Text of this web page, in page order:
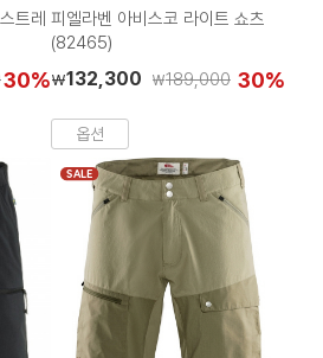
트레
30%
피엘라벤 아비스코 라이트 쇼츠
(82465)
₩132,300 ₩189,000 30%
옵션
SALE